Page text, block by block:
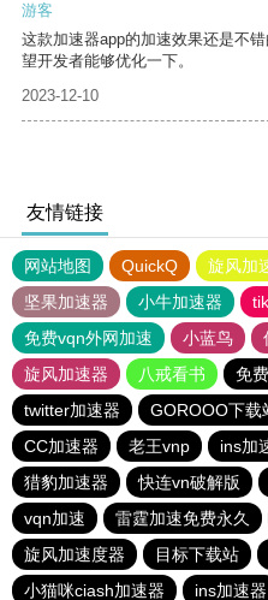
游客
这款加速器app的加速效果还是不
望开发者能够优化一下。
2023-12-10
友情链接
网站地图 QuickQ 旋风加
坚果加速器
小牛加速器
免费vqn外网加速
小蓝鸟
旋风加速器
八戒看书 免
twitter加速器
GOROOO下载
CC加速器
老王vnp ins加
猎豹加速器
快连vn破解版
vqn加速
雷霆加速免费永久
旋风加速度器
目标下载站
小猫咪ciash加速器
ins加速器